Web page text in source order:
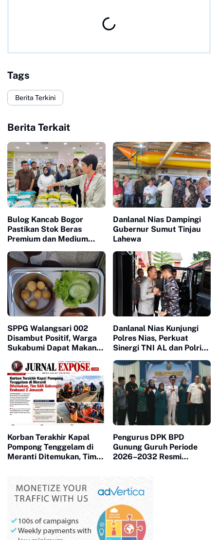
Tags
Berita Terkini
Berita Terkait
Bulog Kancab Bogor
Pastikan Stok Beras
Premium dan Medium
Diminta Tak Panik
Danlanal Nias Dampingi
Gubernur Sumut Tinjau
Lahewa
SPPG Walangsari 002
Disambut Positif, Warga
Sukabumi Dapat Makan
Danlanal Nias Kunjungi
Polres Nias, Perkuat
Sinergi TNI AL dan Polri
Korban Terakhir Kapal
Pompong Tenggelam di
Meranti Ditemukan, Tim
Pengurus DPK BPD
Gunung Guruh Periode
2026–2032 Resmi